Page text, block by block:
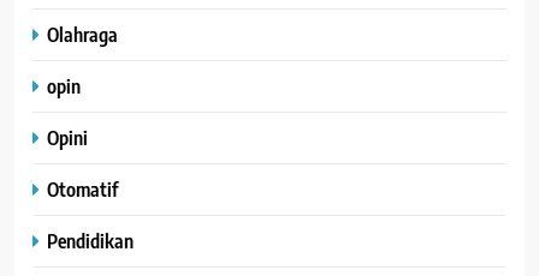
Olahraga
opin
Opini
Otomatif
Pendidikan